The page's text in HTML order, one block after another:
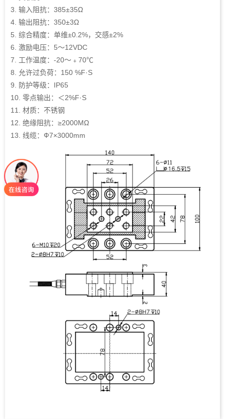
3. 输入阻抗：385±35Ω
4. 输出阻抗：350±3Ω
5. 综合精度：单维±0.2%，交感±2%
6. 激励电压：5～12VDC
7. 工作温度：-20～﹢70℃
8. 允许过负荷：150 %F·S
9. 防护等级：IP65
10. 零点输出：＜2%F·S
11. 材质：不锈钢
12. 绝缘阻抗：≥2000MΩ
13. 线缆：Ф7×3000mm